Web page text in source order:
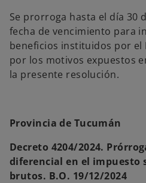
Se prorroga hasta el día 30
fecha de vencimiento para
beneficios instituidos por el
por los motivos expuestos
la presente resolución.
Provincia de Tucumán
Decreto 4204/2024.
diferencial en el impuesto
brutos. B.O. 19/12/2024